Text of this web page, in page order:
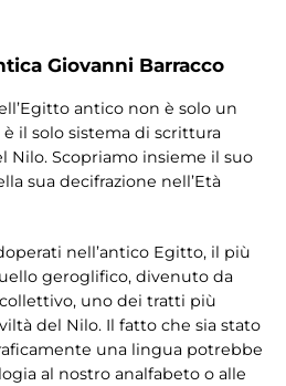
Giovanni Barracco
antico non è solo un
il solo sistema di scrittura
Nilo. Scopriamo insieme il suo
sua decifrazione nell’Età
nell’antico Egitto, il più
geroglifico, divenuto da
uno dei tratti più
del Nilo. Il fatto che sia stato
una lingua potrebbe
al nostro analfabeto o alle